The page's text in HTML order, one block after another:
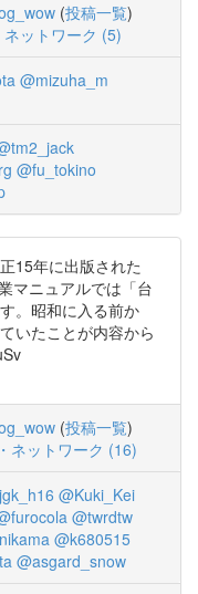
(投稿一覧)
ネットワーク (5)
@mizuha_m
@fu_tokino
15年に出版された
マニュアルでは「台
。昭和に入る前か
いたことが内容から
(投稿一覧)
ネットワーク (16)
@Kuki_Kei
@twrdtw
@k680515
@asgard_snow